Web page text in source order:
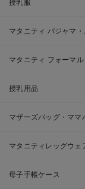
授乳服
マタニティ パジャマ
マタニティ フォーマル
授乳用品
マザーズバッグ・ママ
マタニティレッグウェ
母子手帳ケース